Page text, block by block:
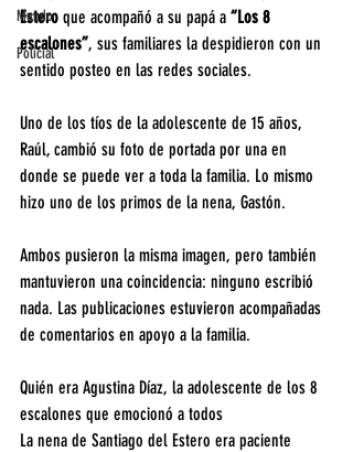
Mundo
Policial
Estero que acompañó a su papá a “Los 8
escalones”, sus familiares la despidieron con un
sentido posteo en las redes sociales.
Uno de los tíos de la adolescente de 15 años,
Raúl, cambió su foto de portada por una en
donde se puede ver a toda la familia. Lo mismo
hizo uno de los primos de la nena, Gastón.
Ambos pusieron la misma imagen, pero también
mantuvieron una coincidencia: ninguno escribió
nada. Las publicaciones estuvieron acompañadas
de comentarios en apoyo a la familia.
Quién era Agustina Díaz, la adolescente de los 8
escalones que emocionó a todos
La nena de Santiago del Estero era paciente